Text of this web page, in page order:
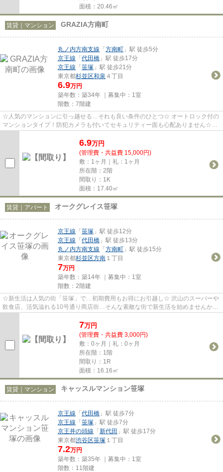
面積：20.46㎡
賃貸｜マンション GRAZIA方南町
丸ノ内方南支線 「方南町 」駅 徒歩5分
京王線 「代田橋 」駅 徒歩17分
京王線 「笹塚 」駅 徒歩21分
東京都杉並区和泉 ４丁目
6.9万円
築年数：築34年 ｜募集中： 1室
階数：7階建
☆人気のマンションに引っ越せる…それも良い条件のひとつ☆ オートロック付の
マンションタイプ！防犯カメラも付いてセキュリティー面も心配ありません☆そ
の他にもマンションタイプだから...
6.9万円
(管理費・共益費 15,000円)
敷：1ヶ月｜礼：1ヶ月
所在階：2階
間取り：1K
面積：17.40㎡
賃貸｜アパート オークグレイス笹塚
京王線 「笹塚 」駅 徒歩12分
京王線 「代田橋 」駅 徒歩13分
丸ノ内方南支線 「方南町 」駅 徒歩15分
東京都杉並区方南 １丁目
7万円
築年数：築14年 ｜募集中： 1室
階数：2階建
☆新生活は人気の街「笹塚」で…初期費用もお得にお引越し☆ 沢山のスーパーや
飲食店、活気溢れる10号通り商店街…そんな素敵な街で新生活を始めませんか？
初期費用もお得なので、お財布に...
7万円
(管理費・共益費 3,000円)
敷：0ヶ月｜礼：0ヶ月
所在階：1階
間取り：1R
面積：16.16㎡
賃貸｜マンション キャッスルマンション笹塚
京王線 「代田橋 」駅 徒歩7分
京王線 「笹塚 」駅 徒歩7分
京王井の頭線 「新代田 」駅 徒歩17分
東京都渋谷区笹塚 １丁目
7.2万円
築年数：築35年 ｜募集中： 1室
階数：11階建